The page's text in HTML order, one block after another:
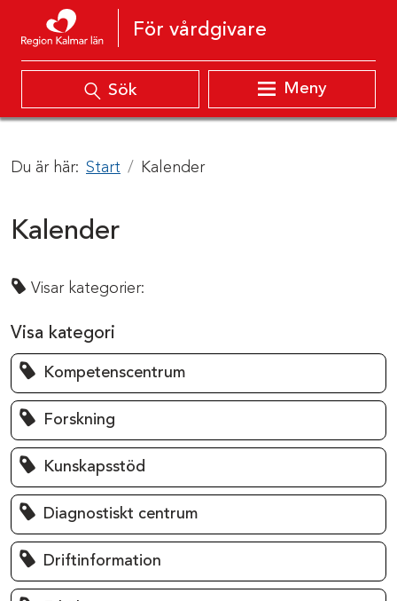
Hoppa till innehåll
För vårdgivare
Sök Meny
Du är här: Start Kalender
Kalender
Visar kategorier:
Visa kategori
Kompetenscentrum
Forskning
Kunskapsstöd
Diagnostiskt centrum
Driftinformation